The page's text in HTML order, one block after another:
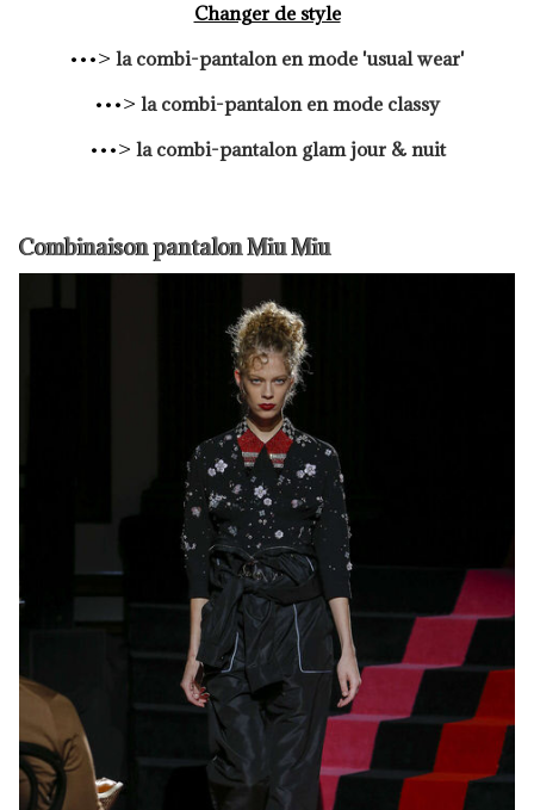
Changer de style
•••> la combi-pantalon en mode 'usual wear'
•••> la combi-pantalon en mode classy
•••> la combi-pantalon glam jour & nuit
Combinaison pantalon Miu Miu